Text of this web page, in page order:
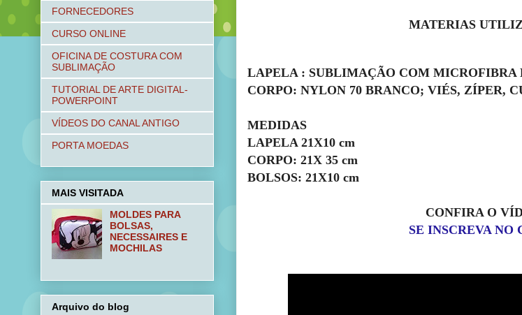
MATERIAS
LAPELA : SUBLIMAÇÃO COM MICROFIBRA
CORPO: NYLON 70 BRANCO; VIÉS, ZÍPER,
MEDIDAS
LAPELA 21X10 cm
CORPO: 21X 35 cm
BOLSOS: 21X10 cm
CONFIRA O
SE INSCREVA NO
FORNECEDORES
CURSO ONLINE
OFICINA DE COSTURA COM
SUBLIMAÇÃO
TUTORIAL DE ARTE DIGITAL-
POWERPOINT
VÍDEOS DO CANAL ANTIGO
PORTA MOEDAS
MAIS VISITADA
MOLDES PARA
BOLSAS,
NECESSAIRES E
MOCHILAS
Arquivo do blog